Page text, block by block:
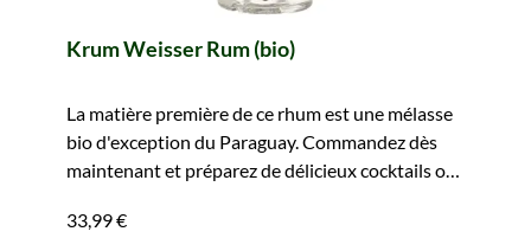
Krum Weisser Rum (bio)
La matière première de ce rhum est une mélasse
bio d'exception du Paraguay. Commandez dès
maintenant et préparez de délicieux cocktails ou
33,99 €